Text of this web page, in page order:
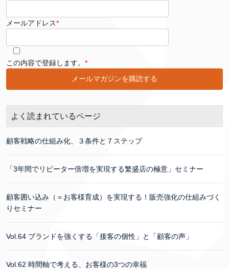
メールアドレス*
このフィールドは空のままにしてください。
この内容で登録します。 *
よく読まれているページ
顧客戦略の仕組み化、３条件と７ステップ
「3年間でリピーター倍増を実現する繁盛店の極意」セミナー
顧客囲い込み（＝お客様育成）を実現する！販売強化の仕組みづく
りセミナー
Vol.64 ブランドを強くする「接客の個性」と「顧客の声」
Vol.62 時間軸で考える、お客様の3つの幸福